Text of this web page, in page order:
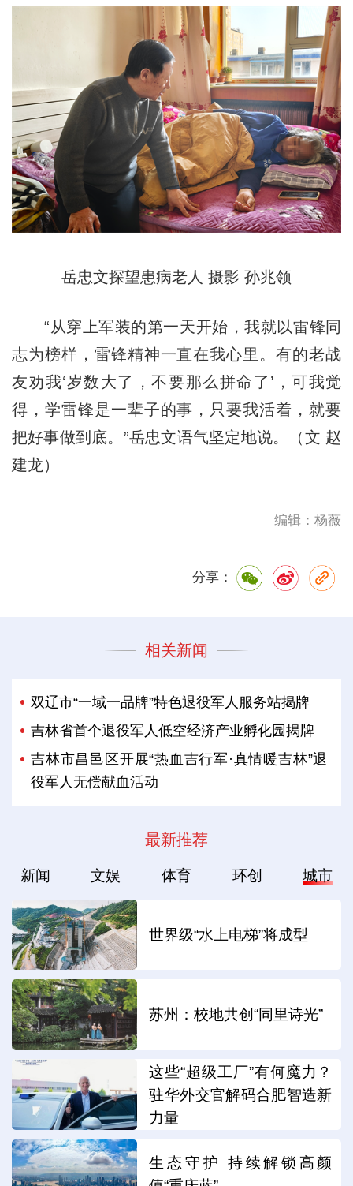
岳忠文探望患病老人 摄影 孙兆领
“从穿上军装的第一天开始，我就以雷锋同
志为榜样，雷锋精神一直在我心里。有的老战
友劝我‘岁数大了，不要那么拼命了’，可我觉
得，学雷锋是一辈子的事，只要我活着，就要
把好事做到底。”岳忠文语气坚定地说。（文 赵
建龙）
编辑：杨薇
分享：
相关新闻
双辽市“一域一品牌”特色退役军人服务站揭牌
吉林省首个退役军人低空经济产业孵化园揭牌
吉林市昌邑区开展“热血吉行军·真情暖吉林”退
役军人无偿献血活动
最新推荐
新闻 文娱 体育 环创 城市
世界级“水上电梯”将成型
苏州：校地共创“同里诗光”
这些“超级工厂”有何魔力？
驻华外交官解码合肥智造新
力量
生态守护 持续解锁高颜